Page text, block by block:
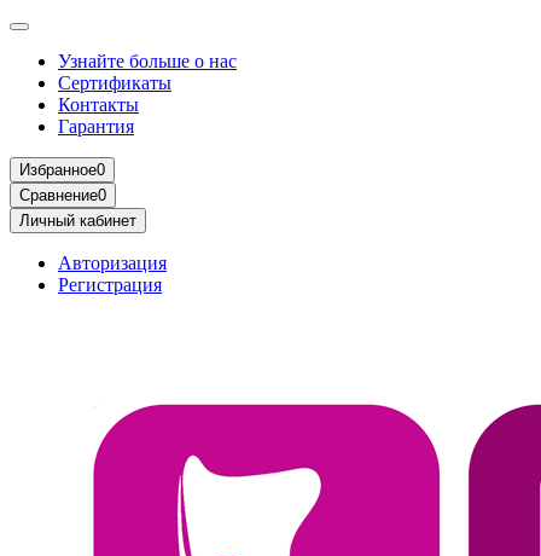
Узнайте больше о нас
Сертификаты
Контакты
Гарантия
Избранное0
Сравнение0
Личный кабинет
Авторизация
Регистрация